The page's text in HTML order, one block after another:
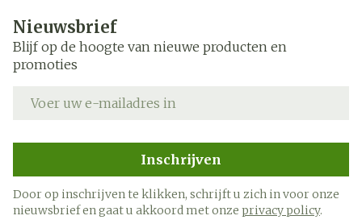
Nieuwsbrief
Blijf op de hoogte van nieuwe producten en
promoties
Inschrijven
Door op inschrijven te klikken, schrijft u zich in voor onze
nieuwsbrief en gaat u akkoord met onze privacy policy.